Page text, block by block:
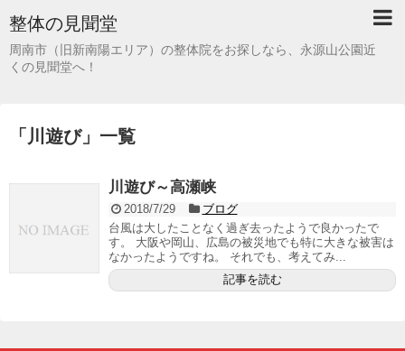
整体の見聞堂
周南市（旧新南陽エリア）の整体院をお探しなら、永源山公園近
くの見聞堂へ！
「 川遊び」 一覧
川遊び～高瀬峡
2018/7/29
ブログ
台風は大したことなく過ぎ去ったようで良かったで
す。 大阪や岡山、広島の被災地でも特に大きな被害は
なかったようですね。 それでも、考えてみ...
記事を読む